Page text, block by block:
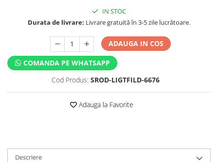
IN STOC
Durata de livrare: Livrare gratuită în 3-5 zile lucrătoare.
ADAUGA IN COS
COMANDA PE WHATSAPP
Cod Produs: SROD-LIGTFILD-6676
Adauga la Favorite
Descriere